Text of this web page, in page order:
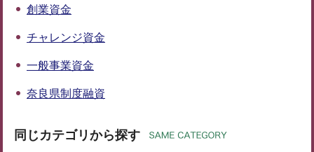
創業資金
チャレンジ資金
一般事業資金
奈良県制度融資
同じカテゴリから探す